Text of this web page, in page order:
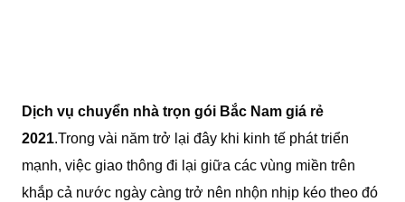
Dịch vụ chuyển nhà trọn gói Bắc Nam giá rẻ
2021.Trong vài năm trở lại đây khi kinh tế phát triển
mạnh, việc giao thông đi lại giữa các vùng miền trên
khắp cả nước ngày càng trở nên nhộn nhịp kéo theo đó